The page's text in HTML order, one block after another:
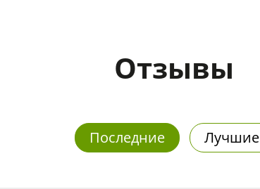
Отзывы
Последние Лучшие